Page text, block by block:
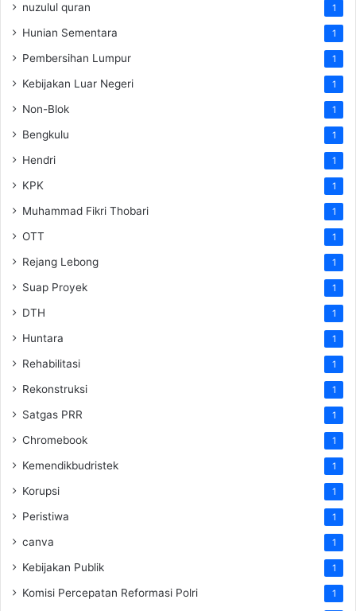
nuzulul quran 1
Hunian Sementara 1
Pembersihan Lumpur 1
Kebijakan Luar Negeri 1
Non-Blok 1
Bengkulu 1
Hendri 1
KPK 1
Muhammad Fikri Thobari 1
OTT 1
Rejang Lebong 1
Suap Proyek 1
DTH 1
Huntara 1
Rehabilitasi 1
Rekonstruksi 1
Satgas PRR 1
Chromebook 1
Kemendikbudristek 1
Korupsi 1
Peristiwa 1
canva 1
Kebijakan Publik 1
Komisi Percepatan Reformasi Polri 1